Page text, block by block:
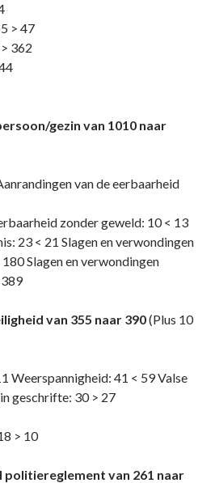
> 47
362
gezin van 1010 naar
van de eerbaarheid
zonder geweld: 10 < 13
23 < 21 Slagen en verwondingen
Slagen en verwondingen
van 355 naar 390(Plus 10
Weerspannigheid: 41 < 59 Valse
geschrifte: 30 > 27
> 10
van 261 naar